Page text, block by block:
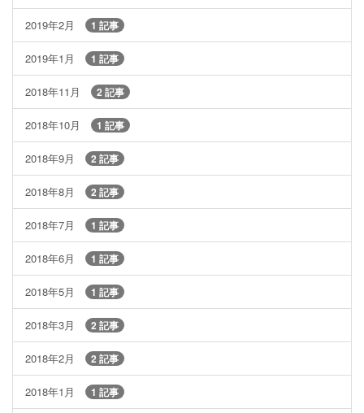
2019年2月 1 記事
2019年1月 1 記事
2018年11月 2 記事
2018年10月 1 記事
2018年9月 2 記事
2018年8月 2 記事
2018年7月 1 記事
2018年6月 1 記事
2018年5月 1 記事
2018年3月 2 記事
2018年2月 2 記事
2018年1月 1 記事